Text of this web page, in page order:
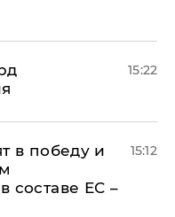
15:22
в победу и
составе ЕС –
15:12